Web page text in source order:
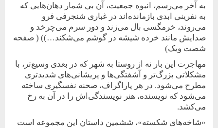
به آخر می‌رسم، انبوه جمعیت، آن بی شمار دهان‌‌هایی که
به نفرینی ابدی بازمانده‌اند در غباری شنجرفی فرو
می‌روند، خرمگسی بال می‌زند و دور سرم می‌چرخد و
صدایش مانند خرده شیشه در گوشم می‌شکند…)) ( صفحه
شصت ویک)
مهاجرت این بار نه از روستا به شهر که در بعدی وسیع‌تر، با
مشکلاتی بزرگ‌تر و آشفتگی‌ها و پریشانی‌های شدیدتری
مطرح می‌شود. در هر پاراگراف، صحنه نفسگیری ساخته
می‌شود که نویسنده، هنر نویسندگی‌اش را در آن به رخ
می‌کشد.
«شاخه‌های شکسته»، ششمین داستان این مجموعه است